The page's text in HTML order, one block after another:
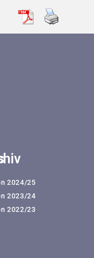
2024/25
2023/24
2022/23